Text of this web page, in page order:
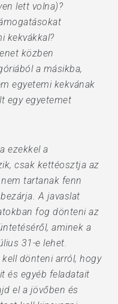
lett volna)?
kekvákkal?
közben
a másikba,
egyetemi kekvának
egy egyetemet
ezekkel a
csak kettéosztja az
tartanak fenn
A javaslat
fog dönteni az
aminek a
31-e lehet.
dönteni arról, hogy
és egyéb feladatait
el a jövőben és